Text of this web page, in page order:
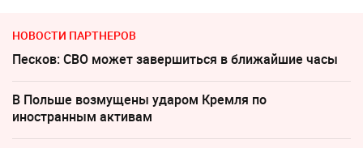
НОВОСТИ ПАРТНЕРОВ
Песков: СВО может завершиться в ближайшие часы
В Польше возмущены ударом Кремля по
иностранным активам